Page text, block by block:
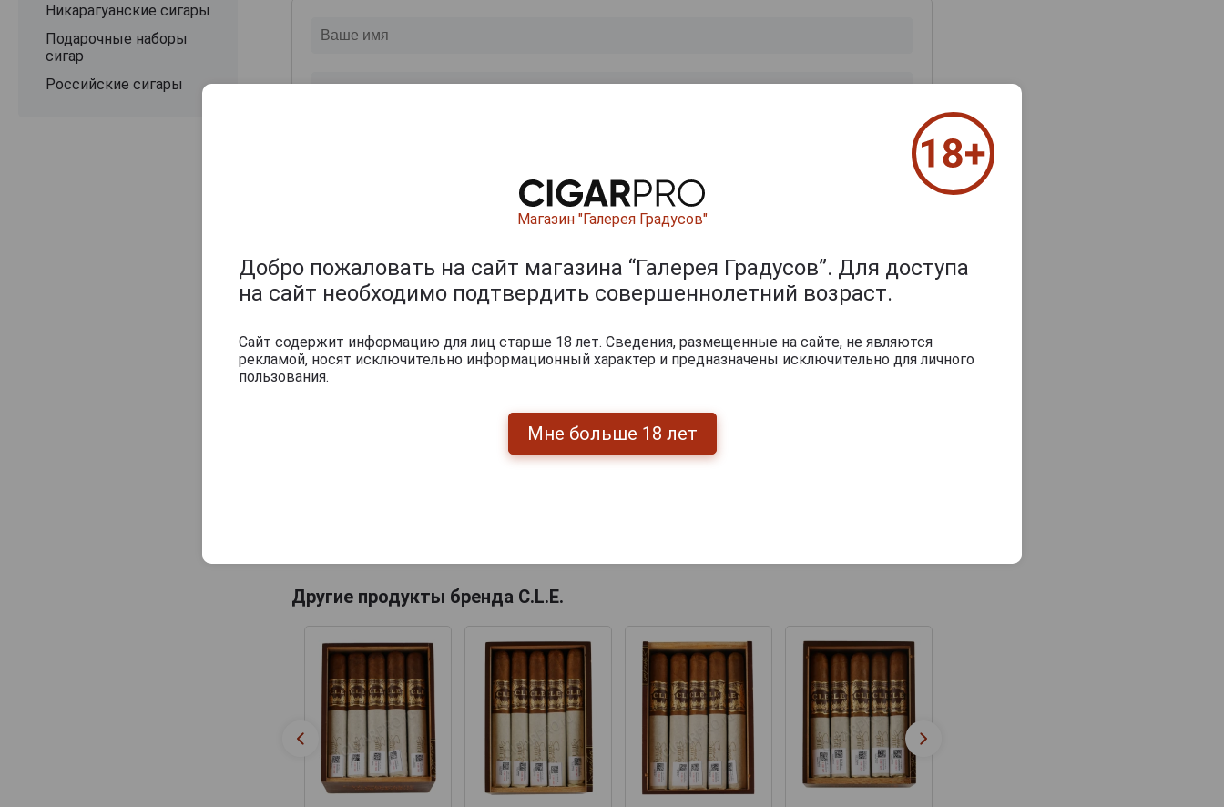
Никарагуанские сигары
Подарочные наборы
сигар
Российские сигары
Другие продукты бренда C.L.E.
Магазин "Галерея Градусов"
Добро пожаловать на сайт магазина “Галерея Градусов”. Для доступа
на сайт необходимо подтвердить совершеннолетний возраст.
Сайт содержит информацию для лиц старше 18 лет. Сведения, размещенные на сайте, не являются
рекламой, носят исключительно информационный характер и предназначены исключительно для личного
пользования.
Мне больше 18 лет